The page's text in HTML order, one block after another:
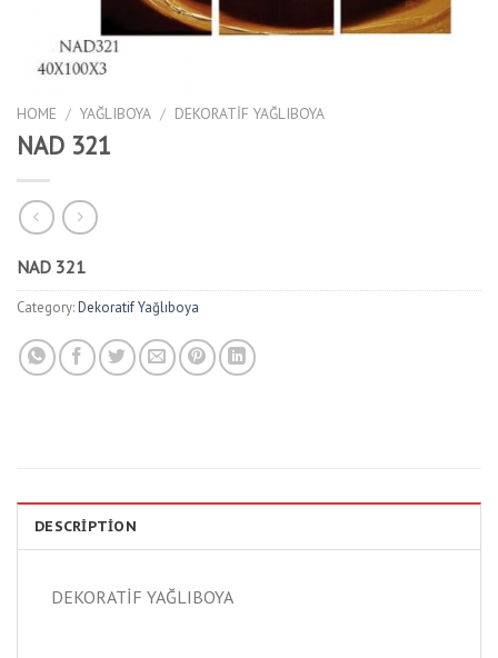
HOME / YAĞLIBOYA / DEKORATIF YAĞLIBOYA
NAD 321
NAD 321
Category:Dekoratif Yağlıboya
DESCRIPTION
DEKORATİF YAĞLIBOYA